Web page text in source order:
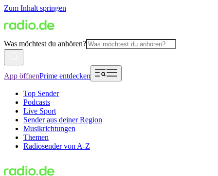
Zum Inhalt springen
Was möchtest du anhören?
App öffnenPrime entdecken
Top Sender
Podcasts
Live Sport
Sender aus deiner Region
Musikrichtungen
Themen
Radiosender von A-Z